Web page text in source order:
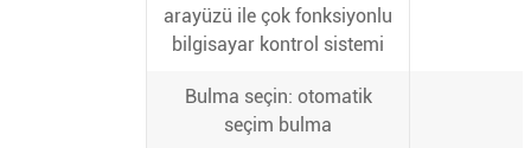
arayüzü ile çok fonksiyonlu
bilgisayar kontrol sistemi
Bulma seçin: otomatik
seçim bulma